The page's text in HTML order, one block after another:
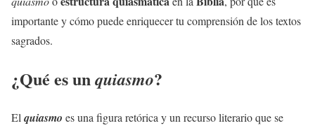
importante y cómo puede enriquecer tu comprensión de los textos
sagrados.
¿Qué es unquiasmo?
El quiasmo es una figura retórica y un recurso literario que se